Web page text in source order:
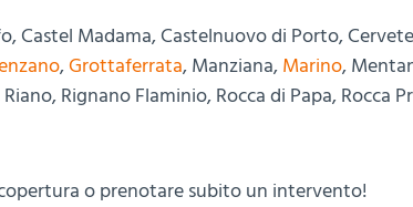
Castel Madama, Castelnuovo di Porto,
,Grottaferrata, Manziana, Marino,
Rignano Flaminio, Rocca di Papa, Rocca
o prenotare subito un intervento!